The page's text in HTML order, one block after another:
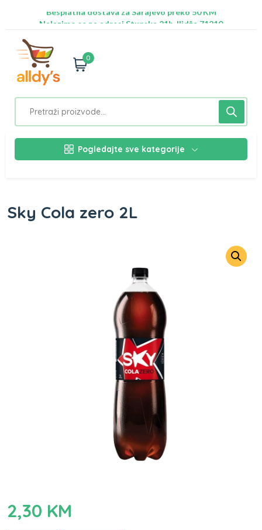
Nalazimo se na adresi Stupska 21b, Ilidža 71210
0
Pogledajte sve kategorije
Sky Cola zero 2L
2,30 KM